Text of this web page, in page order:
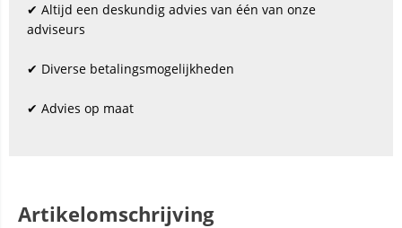
✔ Altijd een deskundig advies van één van onze
adviseurs
✔ Diverse betalingsmogelijkheden
✔ Advies op maat
Artikelomschrijving